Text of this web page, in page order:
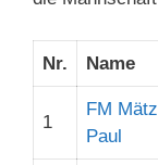
Nr. Name
1
FM
Paul